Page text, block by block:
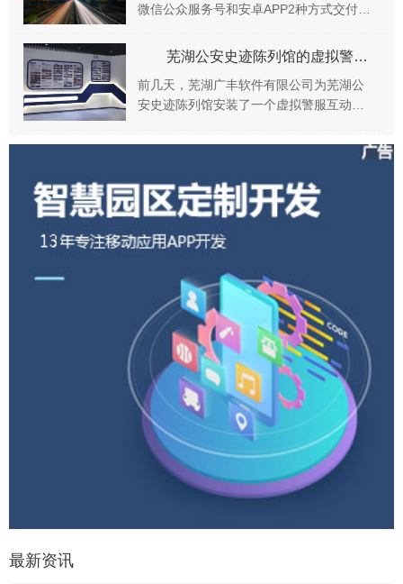
微信公众服务号和安卓APP2种方式交付，
交、工单查询、工单详情、报表统计等主
芜湖公安史迹陈列馆的虚拟警服体验厅开放，迎来观众体验热潮
前几天，芜湖广丰软件有限公司为芜湖公
安史迹陈列馆安装了一个虚拟警服互动拍
一对外开放，迎来观众体验热潮！历史与
最新资讯